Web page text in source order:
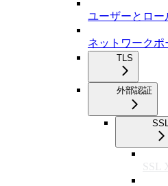
ユーザーとロー
ネットワークポ
TLS
外部認証
SSL
SSL